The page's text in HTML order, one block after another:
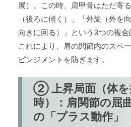
展）。この時、肩甲骨はただ寄
（後ろに傾く）」「外旋（外を
向きに回る）」という3つの複合
これにより、肩の関節内のスペ
ピンジメントを防ぎます。
② 上昇局面（体を
時）：肩関節の屈
の「プラス動作」